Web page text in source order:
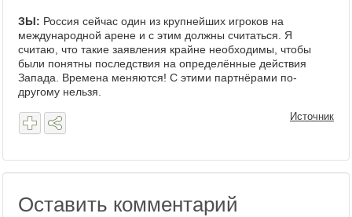
ЗЫ: Россия сейчас один из крупнейших игроков на
международной арене и с этим должны считаться. Я
считаю, что такие заявления крайне необходимы, чтобы
были понятны последствия на определённые действия
Запада. Времена меняются! С этими партнёрами по-
другому нельзя.
Источник
Оставить комментарий